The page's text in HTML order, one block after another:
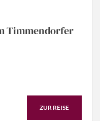
Timmendorfer
ZUR REISE